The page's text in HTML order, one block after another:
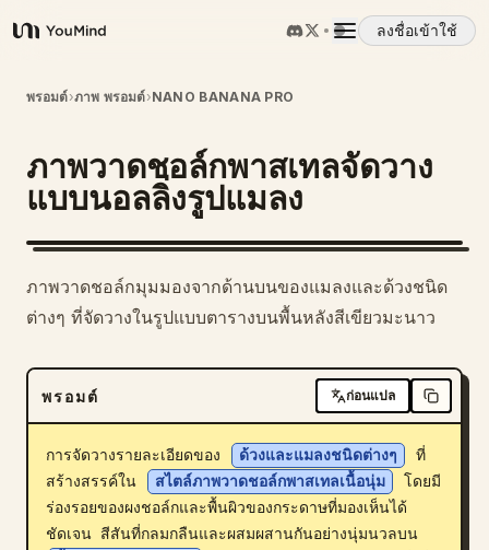
YouMind
ลงชื่อเข้าใช้
ภาพรวม
กรณีการใช้งาน
ทักษะ
พรอมต์
ราคา
ดาวน์โหลด
บล็อก
พรอมต์›ภาพ พรอมต์›NANO BANANA PRO
ภาพวาดชอล์กพาสเทลจัดวาง
แบบนอลลิ่งรูปแมลง
ภาพวาดชอล์กมุมมองจากด้านบนของแมลงและด้วงชนิด
ต่างๆ ที่จัดวางในรูปแบบตารางบนพื้นหลังสีเขียวมะนาว
พรอมต์ ก่อนแปล
การจัดวางรายละเอียดของ ด้วงและแมลงชนิดต่างๆ
ที่
สร้างสรรค์ใน
สไตล์ภาพวาดชอล์กพาสเทลเนื้อนุ่ม
โดยมี
ร่องรอยของผงชอล์กและพื้นผิวของกระดาษที่มองเห็นได้
ชัดเจน สีสันที่กลมกลืนและผสมผสานกันอย่างนุ่มนวลบน